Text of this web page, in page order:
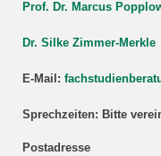
Prof. Dr. Marcus
Dr. Silke Zimmer-Merkle
E-Mail:
Sprechzeiten: Bitte
Postadresse